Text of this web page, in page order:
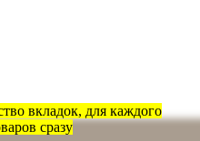
вкладок, для каждого
сразу